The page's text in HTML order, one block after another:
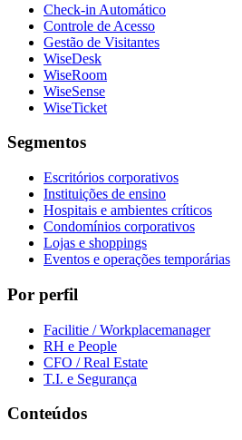
Check-in Automático
Controle de Acesso
Gestão de Visitantes
WiseDesk
WiseRoom
WiseSense
WiseTicket
Segmentos
Escritórios corporativos
Instituições de ensino
Hospitais e ambientes críticos
Condomínios corporativos
Lojas e shoppings
Eventos e operações temporárias
Por perfil
Facilitie / Workplacemanager
RH e People
CFO / Real Estate
T.I. e Segurança
Conteúdos